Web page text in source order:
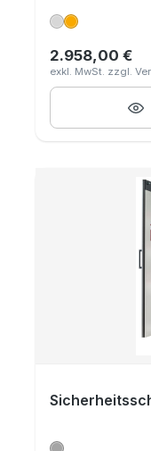
Regulärer
2.958,00 €